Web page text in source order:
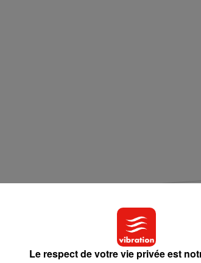
de cookies que vous avez exprimé. Si
Le respect de votre vie privée est